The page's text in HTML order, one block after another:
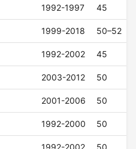
1992-1997 45
1999-2018 50–52
1992-2002 45
2003-2012 50
2001-2006 50
1992-2000 50